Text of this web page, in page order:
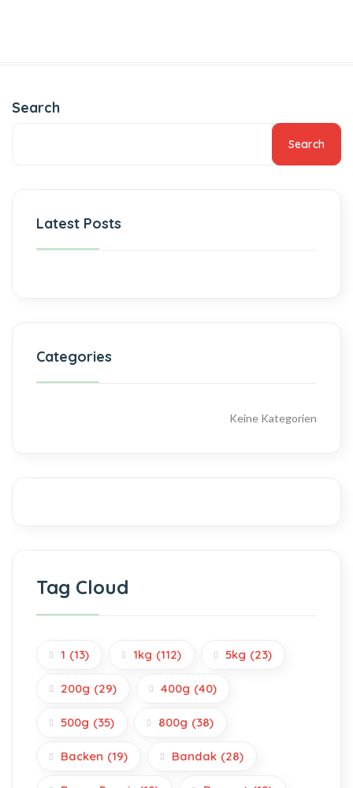
Search
Search
Latest Posts
Categories
Keine Kategorien
Tag Cloud
1 (13) 1kg (112) 5kg (23)
200g (29) 400g (40)
500g (35) 800g (38)
Backen (19) Bandak (28)